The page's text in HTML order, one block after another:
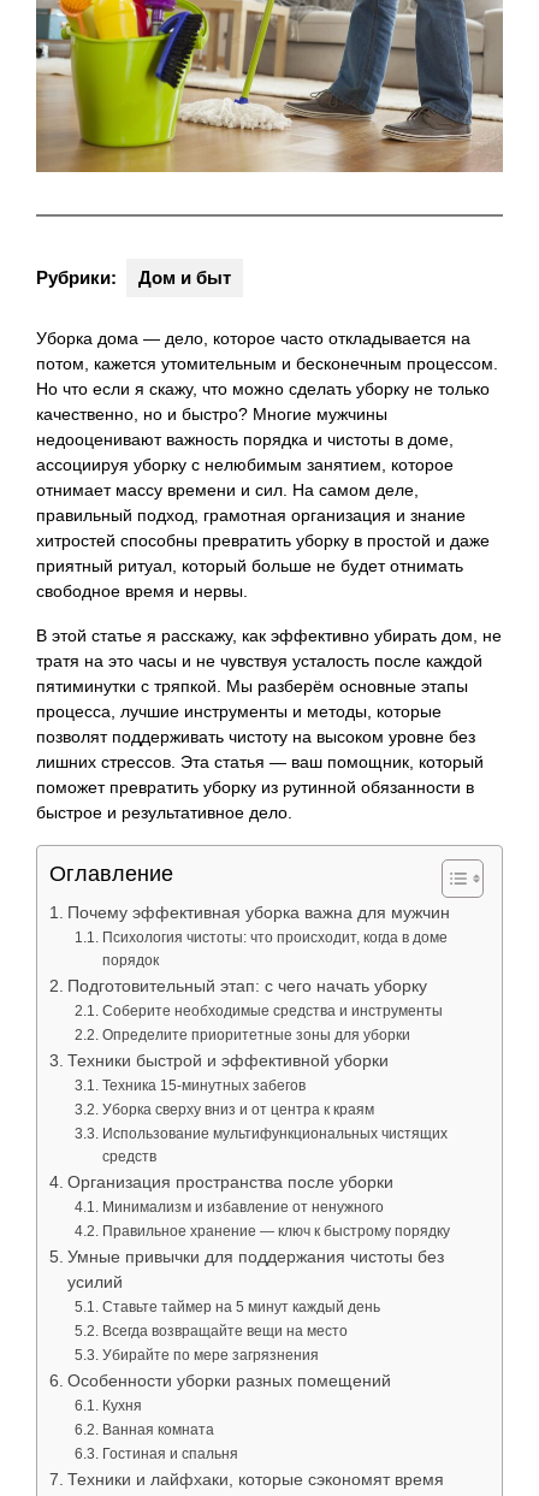
Рубрики: Дом и быт
Уборка дома — дело, которое часто откладывается на
потом, кажется утомительным и бесконечным процессом.
Но что если я скажу, что можно сделать уборку не только
качественно, но и быстро? Многие мужчины
недооценивают важность порядка и чистоты в доме,
ассоциируя уборку с нелюбимым занятием, которое
отнимает массу времени и сил. На самом деле,
правильный подход, грамотная организация и знание
хитростей способны превратить уборку в простой и даже
приятный ритуал, который больше не будет отнимать
свободное время и нервы.
В этой статье я расскажу, как эффективно убирать дом, не
тратя на это часы и не чувствуя усталость после каждой
пятиминутки с тряпкой. Мы разберём основные этапы
процесса, лучшие инструменты и методы, которые
позволят поддерживать чистоту на высоком уровне без
лишних стрессов. Эта статья — ваш помощник, который
поможет превратить уборку из рутинной обязанности в
быстрое и результативное дело.
Оглавление
Почему эффективная уборка важна для мужчин
Психология чистоты: что происходит, когда в доме
порядок
Подготовительный этап: с чего начать уборку
Соберите необходимые средства и инструменты
Определите приоритетные зоны для уборки
Техники быстрой и эффективной уборки
Техника 15-минутных забегов
Уборка сверху вниз и от центра к краям
Использование мультифункциональных чистящих
средств
Организация пространства после уборки
Минимализм и избавление от ненужного
Правильное хранение — ключ к быстрому порядку
Умные привычки для поддержания чистоты без
усилий
Ставьте таймер на 5 минут каждый день
Всегда возвращайте вещи на место
Убирайте по мере загрязнения
Особенности уборки разных помещений
Кухня
Ванная комната
Гостиная и спальня
Техники и лайфхаки, которые сэкономят время